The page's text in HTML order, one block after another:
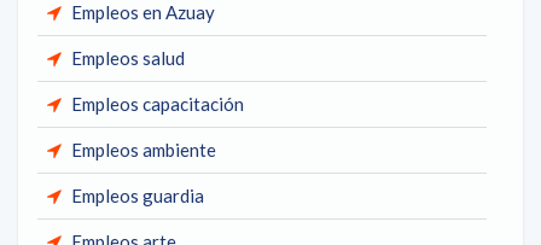
Empleos en Azuay
Empleos salud
Empleos capacitación
Empleos ambiente
Empleos guardia